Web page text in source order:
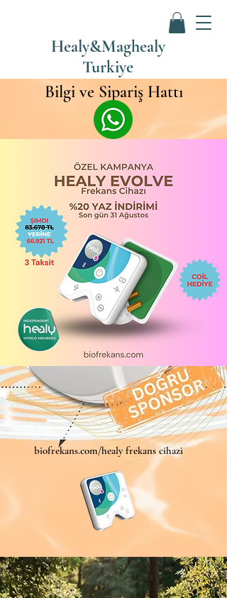
Healy&Maghealy
Turkiye
Bilgi ve Sipariş Hattı
biofrekans.com/healy frekans cihazi